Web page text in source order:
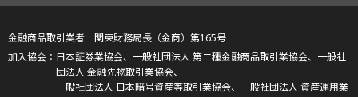
金融商品取引業者 関東財務局長（金商）第165号
日本証券業協会、一般社団法人 第二種金融商品取引業協会、一般社
団法人 金融先物取引業協会、
一般社団法人 日本暗号資産等取引業協会、一般社団法人 資産運用業